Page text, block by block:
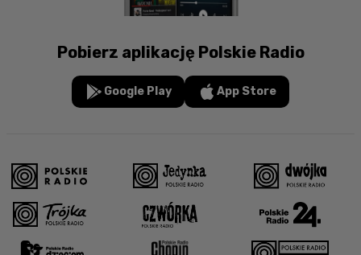
Pobierz aplikację Polskie Radio
Google Play App Store